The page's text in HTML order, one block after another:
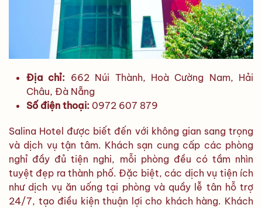
Địa chỉ: 662 Núi Thành, Hoà Cường Nam, Hải
Châu, Đà Nẵng
Số điện thoại: 0972 607 879
Salina Hotel được biết đến với không gian sang trọng
và dịch vụ tận tâm. Khách sạn cung cấp các phòng
nghỉ đầy đủ tiện nghi, mỗi phòng đều có tầm nhìn
tuyệt đẹp ra thành phố. Đặc biệt, các dịch vụ tiện ích
như dịch vụ ăn uống tại phòng và quầy lễ tân hỗ trợ
24/7, tạo điều kiện thuận lợi cho khách hàng. Khách